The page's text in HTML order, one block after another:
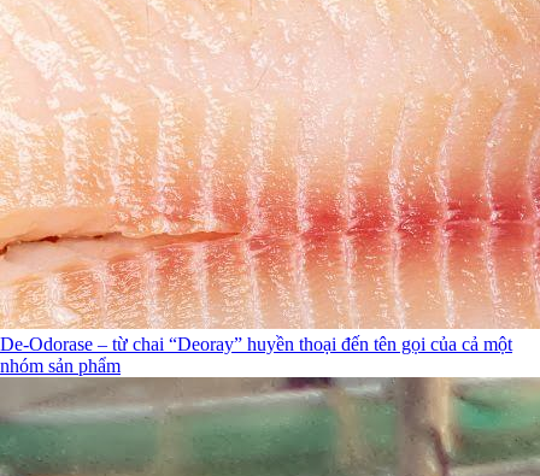
De-Odorase – từ chai “Deoray” huyền thoại đến tên gọi của cả một
nhóm sản phẩm